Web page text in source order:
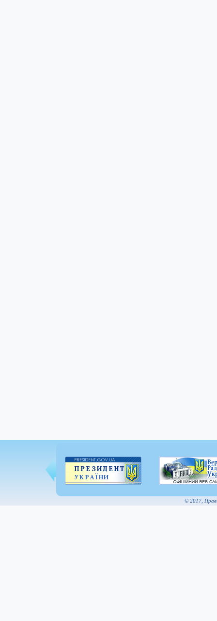
© 2017,